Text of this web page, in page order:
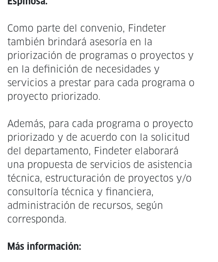
Como parte del convenio, Findeter
también brindará asesoría en la
priorización de programas o proyectos y
en la definición de necesidades y
servicios a prestar para cada programa o
proyecto priorizado.
Además, para cada programa o proyecto
priorizado y de acuerdo con la solicitud
del departamento, Findeter elaborará
una propuesta de servicios de asistencia
técnica, estructuración de proyectos y/o
consultoría técnica y financiera,
administración de recursos, según
corresponda.
Más información: